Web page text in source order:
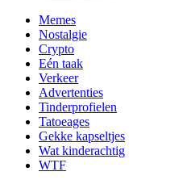
Memes
Nostalgie
Crypto
Eén taak
Verkeer
Advertenties
Tinderprofielen
Tatoeages
Gekke kapseltjes
Wat kinderachtig
WTF